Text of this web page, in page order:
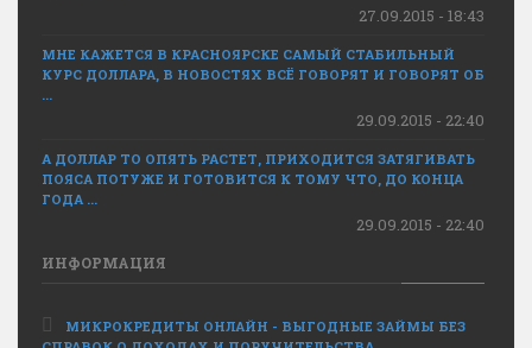
27.09.2015 - 18:43
МНЕ КАЖЕТСЯ В КРАСНОЯРСКЕ САМЫЙ СТАБИЛЬНЫЙ
КУРС ДОЛЛАРА, В НОВОСТЯХ ВСЁ ГОВОРЯТ И ГОВОРЯТ ОБ
...
29.09.2015 - 22:40
А ДОЛЛАР ТО ОПЯТЬ РАСТЕТ, ПРИХОДИТСЯ ЗАТЯГИВАТЬ
ПОЯСА ПОТУЖЕ И ГОТОВИТСЯ К ТОМУ ЧТО, ДО КОНЦА
ГОДА ...
29.09.2015 - 22:40
ИНФОРМАЦИЯ
МИКРОКРЕДИТЫ ОНЛАЙН - ВЫГОДНЫЕ ЗАЙМЫ БЕЗ